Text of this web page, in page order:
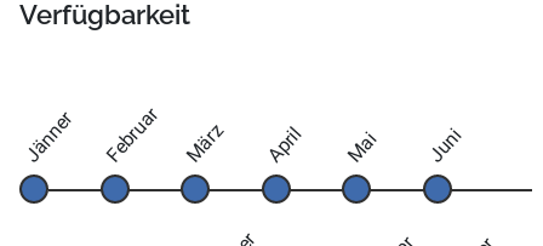
Verfügbarkeit
Jänner Februar März April Mai Juni